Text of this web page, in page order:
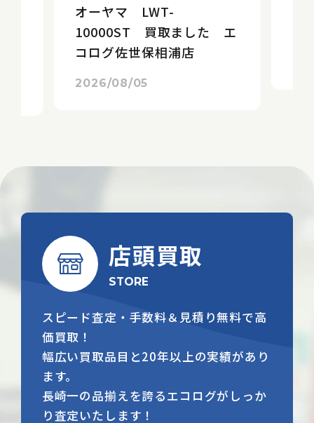
オーヤマ LWT-
10000ST 買取ました エ
コログ佐世保相浦店
2026/08/05
店頭買取
STORE
スピード査定・手数料＆見積り無料で高
価買取！
幅広い買取品目と20年以上の実績があり
ます。
長崎一の品揃えを誇るエコログがしっか
り査定いたします！